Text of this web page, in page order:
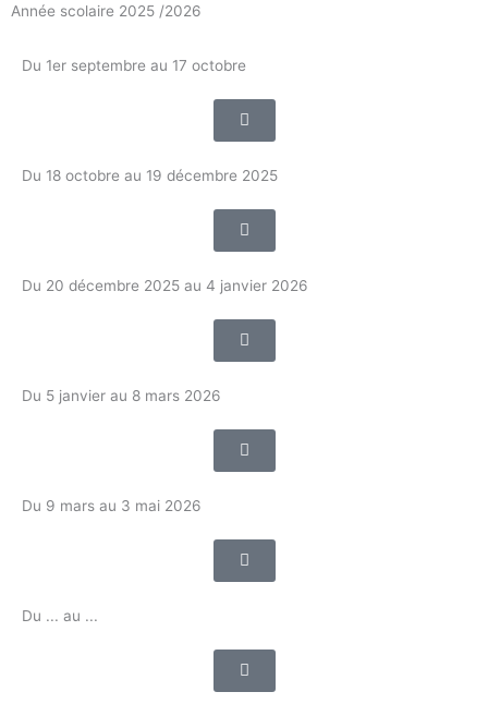
Année scolaire 2025 /2026
Du 1er septembre au 17 octobre
Du 18 octobre au 19 décembre 2025
Du 20 décembre 2025 au 4 janvier 2026
Du 5 janvier au 8 mars 2026
Du 9 mars au 3 mai 2026
Du ... au ...